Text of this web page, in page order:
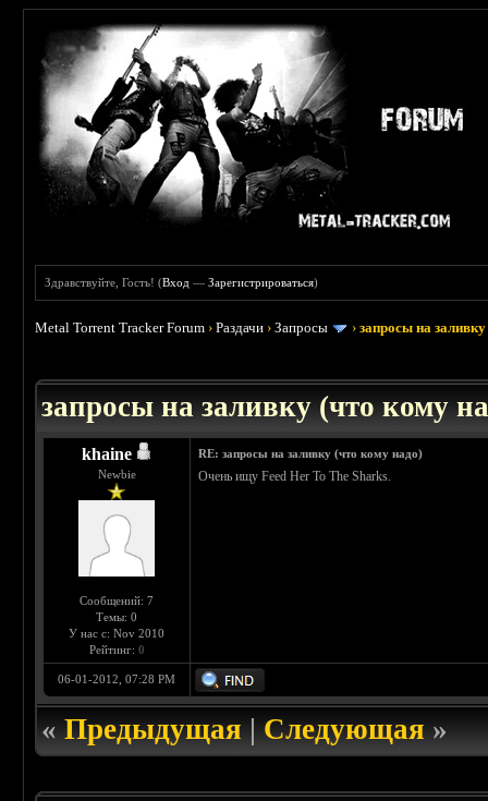
Здравствуйте, Гость! (Вход —Зарегистрироваться)
Metal Torrent Tracker Forum ›Раздачи ›Запросы ›запросы на
запросы на заливку (что кому
khaine
Newbie
Сообщений: 7
Темы: 0
У нас с: Nov 2010
Рейтинг: 0
RE: запросы на заливку (что кому надо)
Очень ищу Feed Her To The Sharks.
06-01-2012, 07:28 PM
«Предыдущая|Следующая»